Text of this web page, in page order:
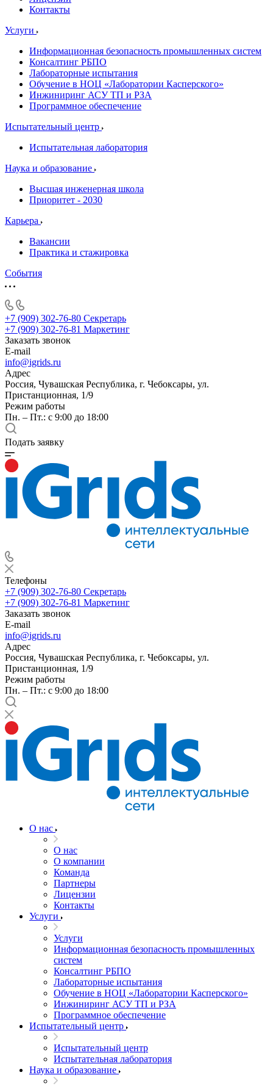
Контакты
Услуги
Информационная безопасность промышленных систем
Консалтинг РБПО
Лабораторные испытания
Обучение в НОЦ «Лаборатории Касперского»
Инжиниринг АСУ ТП и РЗА
Программное обеспечение
Испытательный центр
Испытательная лаборатория
Наука и образование
Высшая инженерная школа
Приоритет - 2030
Карьера
Вакансии
Практика и стажировка
События
+7 (909) 302-76-80 Секретарь
+7 (909) 302-76-81 Маркетинг
Заказать звонок
E-mail
info@igrids.ru
Адрес
Россия, Чувашская Республика, г. Чебоксары, ул.
Пристанционная, 1/9
Режим работы
Пн. – Пт.: с 9:00 до 18:00
Подать заявку
Телефоны
+7 (909) 302-76-80 Секретарь
+7 (909) 302-76-81 Маркетинг
Заказать звонок
E-mail
info@igrids.ru
Адрес
Россия, Чувашская Республика, г. Чебоксары, ул.
Пристанционная, 1/9
Режим работы
Пн. – Пт.: с 9:00 до 18:00
О нас
О нас
О компании
Команда
Партнеры
Лицензии
Контакты
Услуги
Услуги
Информационная безопасность промышленных
систем
Консалтинг РБПО
Лабораторные испытания
Обучение в НОЦ «Лаборатории Касперского»
Инжиниринг АСУ ТП и РЗА
Программное обеспечение
Испытательный центр
Испытательный центр
Испытательная лаборатория
Наука и образование